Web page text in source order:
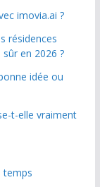
imovia.ai ?
résidences
en 2026 ?
idée ou
t-elle vraiment